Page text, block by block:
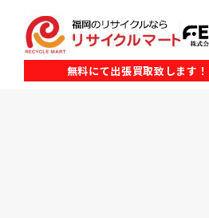
無料にて出張買取致します！